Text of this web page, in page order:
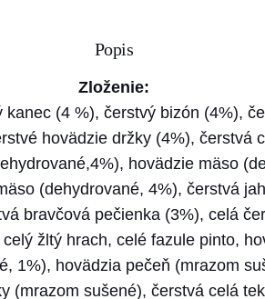
o
Popis
Zloženie:
(4 %), čerstvý bizón (4%),
hovädzie držky (4%), čerstvá
hovädzie mäso
(dehydrované, 4%), čerstvá
bravčová pečienka (3%), celá
žltý hrach, celé fazule pinto,
1%), hovädzia pečeň (mrazom
(mrazom sušené), čerstvá celá